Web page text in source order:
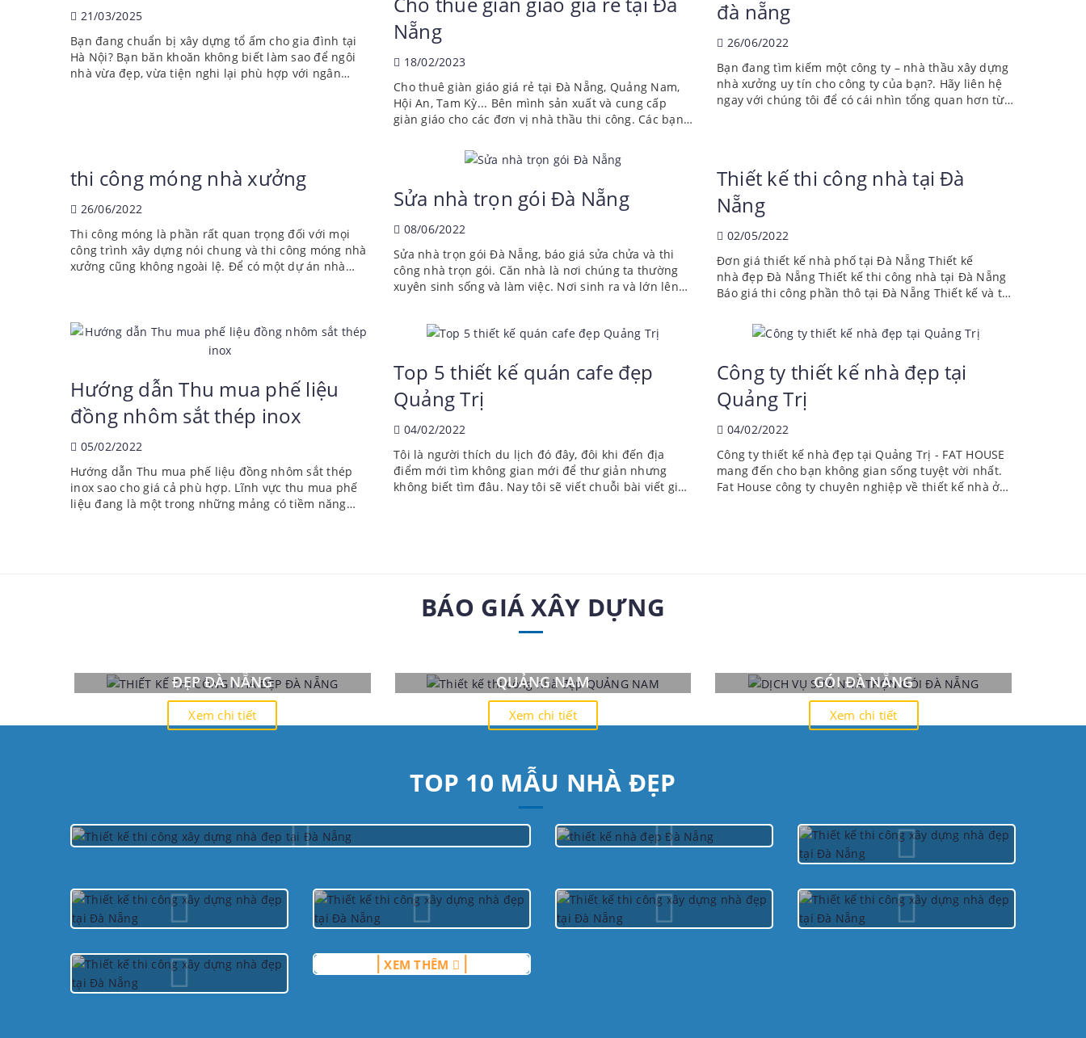
21/03/2025
Bạn đang chuẩn bị xây dựng tổ ấm cho gia đình tại
Hà Nội? Bạn băn khoăn không biết làm sao để ngôi
nhà vừa đẹp, vừa tiện nghi lại phù hợp với ngân
Nẵng
18/02/2023
Cho thuê giàn giáo giá rẻ tại Đà Nẵng, Quảng Nam,
Hội An, Tam Kỳ... Bên mình sản xuất và cung cấp
giàn giáo cho các đơn vị nhà thầu thi công. Các bạn
thiếu của xây dựng....
đà nẵng
26/06/2022
Bạn đang tìm kiếm một công ty – nhà thầu xây dựng
nhà xưởng uy tín cho công ty của bạn?. Hãy liên hệ
ngay với chúng tôi để có cái nhìn tổng quan hơn từ
thi công móng nhà xưởng
26/06/2022
Thi công móng là phần rất quan trọng đối với mọi
công trình xây dựng nói chung và thi công móng nhà
xưởng cũng không ngoài lệ. Để có một dự án nhà
Sửa nhà trọn gói Đà Nẵng
08/06/2022
Sửa nhà trọn gói Đà Nẵng, báo giá sửa chửa và thi
công nhà trọn gói. Căn nhà là nơi chúng ta thường
xuyên sinh sống và làm việc. Nơi sinh ra và lớn lên
Thiết kế thi công nhà tại Đà
Nẵng
02/05/2022
Đơn giá thiết kế nhà phố tại Đà Nẵng Thiết kế
nhà đẹp Đà Nẵng Thiết kế thi công nhà tại Đà Nẵng
Báo giá thi công phần thô tại Đà Nẵng Thiết kế và thi
Nẵng Xây nhà trọn gói Đà Nẵng Thiết kế nội that Đà
Hướng dẫn Thu mua phế liệu
đồng nhôm sắt thép inox
05/02/2022
Hướng dẫn Thu mua phế liệu đồng nhôm sắt thép
inox sao cho giá cả phù hợp. Lĩnh vực thu mua phế
liệu đang là một trong những mảng có tiềm năng
Top 5 thiết kế quán cafe đẹp
Quảng Trị
04/02/2022
Tôi là người thích du lịch đó đây, đôi khi đến địa
điểm mới tìm không gian mới để thư giản nhưng
không biết tìm đâu. Nay tôi sẽ viết chuỗi bài viết giới
Công ty thiết kế nhà đẹp tại
Quảng Trị
04/02/2022
Công ty thiết kế nhà đẹp tại Quảng Trị - FAT HOUSE
mang đến cho bạn không gian sống tuyệt vời nhất.
Fat House công ty chuyên nghiệp về thiết kế nhà ở
BÁO GIÁ XÂY DỰNG
ĐẸP ĐÀ NẴNG
Xem chi tiết
QUẢNG NAM
Xem chi tiết
GÓI ĐÀ NẴNG
Xem chi tiết
TOP 10 MẪU NHÀ ĐẸP
XEM THÊM